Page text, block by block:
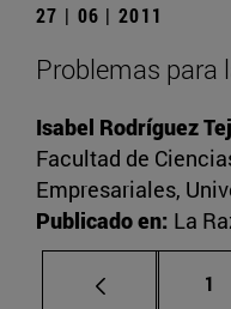
27 | 06 | 2011
Problemas para
Isabel Rodríguez
Facultad de
Empresariales,
Publicado en: La
1